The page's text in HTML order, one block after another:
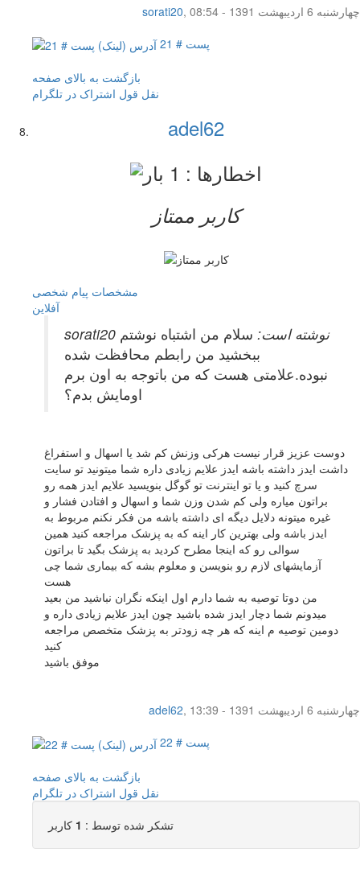
sorati20,
چهار‌شنبه 6 اردیبهشت 1391 - 08:54
پست # 21
بازگشت به بالای صفحه
نقل قول اشتراک در تلگرام
adel62
کاربر ممتاز
مشخصات پیام شخصی
آفلاين
sorati20 نوشته است: سلام من اشتباه نوشتم
ببخشید من رابطم محافظت شده
نبوده.علامتی هست که من باتوجه به اون برم
اومایش بدم؟
دوست عزیز قرار نیست هرکی وزنش کم شد یا اسهال و استفراغ
داشت ایدز داشته باشه ایدز علایم زیادی داره شما میتونید تو سایت
سرچ کنید و یا تو اینترنت تو گوگل بنویسید علایم ایدز همه رو
براتون میاره ولی کم شدن وزن شما و اسهال و افتادن فشار و
غیره میتونه دلایل دیگه ای داشته باشه من فکر نکنم مربوط به
ایدز باشه ولی بهترین کار اینه که به پزشک مراجعه کنید همین
سوالی رو که اینجا مطرح کردید به پزشک بگید تا براتون
آزمایشهای لازم رو بنویسن و معلوم بشه که بیماری شما چی
هست
من دوتا توصیه به شما دارم اول اینکه نگران نباشید من بعید
میدونم شما دچار ایدز شده باشید چون ایدز علایم زیادی داره و
دومین توصیه م اینه که هر چه زودتر به پزشک متخصص مراجعه
کنید
موفق باشید
adel62,
چهار‌شنبه 6 اردیبهشت 1391 - 13:39
پست # 22
بازگشت به بالای صفحه
نقل قول اشتراک در تلگرام
تشکر شده توسط : 1 کاربر